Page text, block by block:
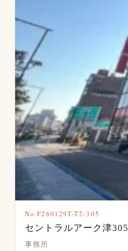
No.F260129T-T2-305
セントラルアーク津305
事務所